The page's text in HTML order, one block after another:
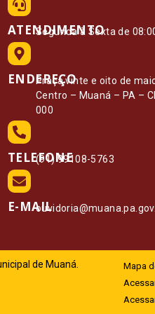
ATENDIMENTO
Segunda à Sexta de
ENDEREÇO
Praça vinte e oito de
Centro – Muaná – PA –
000
TELEFONE
(91) 99108-5763
E-MAIL
de Muaná.
Mapa